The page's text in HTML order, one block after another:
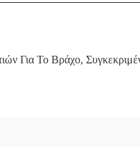
Για Το Βράχο,